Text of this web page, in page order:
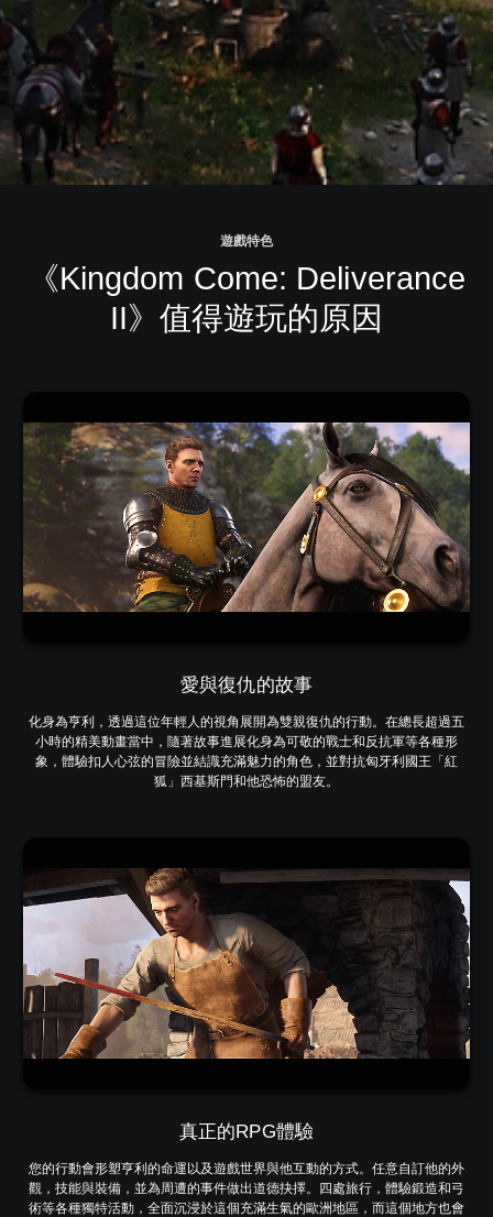
遊戲特色
《Kingdom Come: Deliverance
II》值得遊玩的原因
愛與復仇的故事
化身為亨利，透過這位年輕人的視角展開為雙親復仇的行動。在總長超過五
小時的精美動畫當中，隨著故事進展化身為可敬的戰士和反抗軍等各種形
象，體驗扣人心弦的冒險並結識充滿魅力的角色，並對抗匈牙利國王「紅
狐」西基斯門和他恐怖的盟友。
真正的RPG體驗
您的行動會形塑亨利的命運以及遊戲世界與他互動的方式。任意自訂他的外
觀，技能與裝備，並為周遭的事件做出道德抉擇。四處旅行，體驗鍛造和弓
術等各種獨特活動，全面沉浸於這個充滿生氣的歐洲地區，而這個地方也會